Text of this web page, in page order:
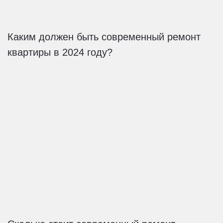
Каким должен быть современный ремонт
квартиры в 2024 году?